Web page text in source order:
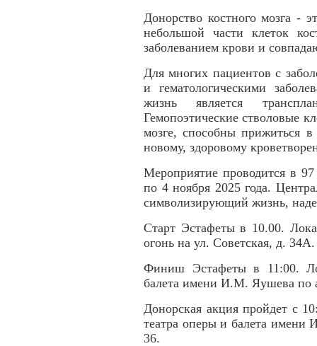
Донорство костного мозга -
небольшой части клеток
заболеванием крови и
Для многих пациентов с
и гематологическими
жизнь является
Гемопоэтические стволовые
мозге, способны прижиться в
новому, здоровому
Мероприятие проводится в
по 4 ноября 2025 года.
символизирующий жизнь,
Старт Эстафеты в 10.00.
огонь на ул. Советская, д. 34А.
Финиш Эстафеты в 11:00.
балета имени И.М. Яушева по
Донорская акция пройдет с
театра оперы и балета
36.